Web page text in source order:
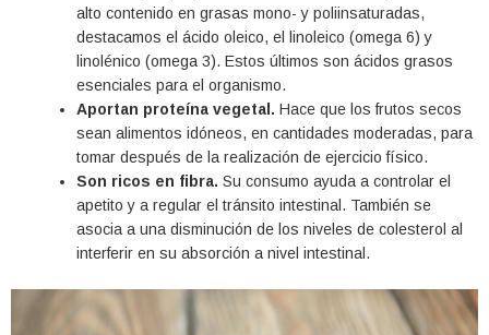
alto contenido en grasas mono- y poliinsaturadas,
destacamos el ácido oleico, el linoleico (omega 6) y
linolénico (omega 3). Estos últimos son ácidos grasos
esenciales para el organismo.
Aportan proteína vegetal. Hace que los frutos secos
sean alimentos idóneos, en cantidades moderadas, para
tomar después de la realización de ejercicio físico.
Son ricos en fibra. Su consumo ayuda a controlar el
apetito y a regular el tránsito intestinal. También se
asocia a una disminución de los niveles de colesterol al
interferir en su absorción a nivel intestinal.